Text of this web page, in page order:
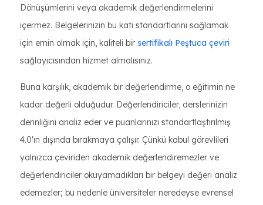
Dönüşümlerini veya akademik değerlendirmelerini
içermez. Belgelerinizin bu katı standartlarını sağlamak
için emin olmak için, kaliteli bir sertifikalı Peştuca çeviri
sağlayıcısından hizmet almalısınız.
Buna karşılık, akademik bir değerlendirme, o eğitimin ne
kadar değerli olduğudur. Değerlendiriciler, derslerinizin
derinliğini analiz eder ve puanlarınızı standartlaştırılmış
4.0'ın dışında bırakmaya çalışır. Çünkü kabul görevlileri
yalnızca çeviriden akademik değerlendiremezler ve
değerlendiriciler okuyamadıkları bir belgeyi değeri analiz
edemezler; bu nedenle üniversiteler neredeyse evrensel